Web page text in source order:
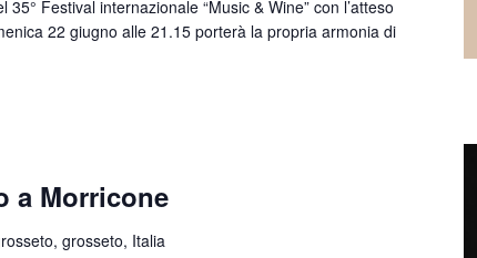
Festival internazionale “Music & Wine” con l’atteso
22 giugno alle 21.15 porterà la propria armonia di
a Morricone
grosseto, Italia